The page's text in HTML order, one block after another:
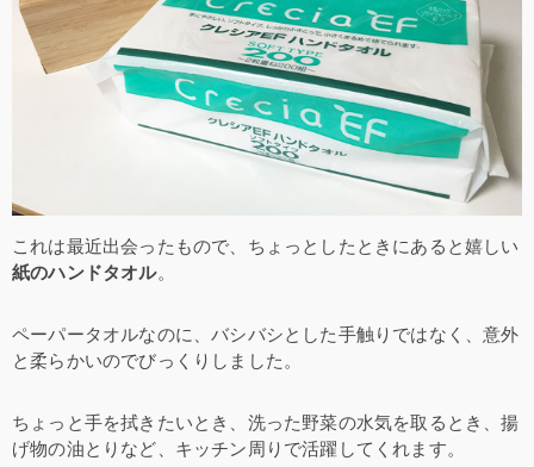
これは最近出会ったもので、ちょっとしたときにあると嬉しい
紙のハンドタオル。
ペーパータオルなのに、バシバシとした手触りではなく、意外
と柔らかいのでびっくりしました。
ちょっと手を拭きたいとき、洗った野菜の水気を取るとき、揚
げ物の油とりなど、キッチン周りで活躍してくれます。